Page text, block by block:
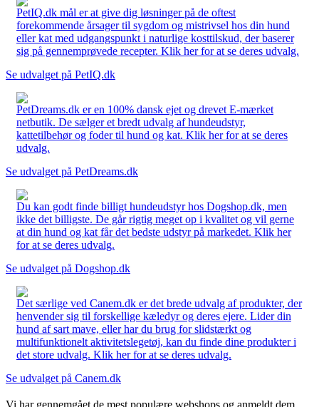
PetIQ.dk mål er at give dig løsninger på de oftest
forekommende årsager til sygdom og mistrivsel hos din hund
eller kat med udgangspunkt i naturlige kosttilskud, der baserer
sig på gennemprøvede recepter. Klik her for at se deres udvalg.
Se udvalget på PetIQ.dk
PetDreams.dk er en 100% dansk ejet og drevet E-mærket
netbutik. De sælger et bredt udvalg af hundeudstyr,
kattetilbehør og foder til hund og kat. Klik her for at se deres
udvalg.
Se udvalget på PetDreams.dk
Du kan godt finde billigt hundeudstyr hos Dogshop.dk, men
ikke det billigste. De går rigtig meget op i kvalitet og vil gerne
at din hund og kat får det bedste udstyr på markedet. Klik her
for at se deres udvalg.
Se udvalget på Dogshop.dk
Det særlige ved Canem.dk er det brede udvalg af produkter, der
henvender sig til forskellige kæledyr og deres ejere. Lider din
hund af sart mave, eller har du brug for slidstærkt og
multifunktionelt aktivitetslegetøj, kan du finde dine produkter i
det store udvalg. Klik her for at se deres udvalg.
Se udvalget på Canem.dk
Vi har gennemgået de mest populære webshops og anmeldt dem